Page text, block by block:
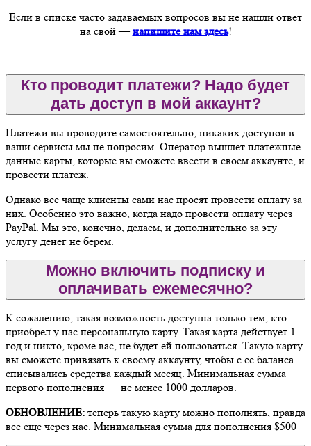
Если в списке часто задаваемых вопросов вы не нашли ответ
на свой —напишите нам здесь!
Кто проводит платежи? Надо будет
дать доступ в мой аккаунт?
Платежи вы проводите самостоятельно, никаких доступов в
ваши сервисы мы не попросим. Оператор вышлет платежные
данные карты, которые вы сможете ввести в своем аккаунте, и
провести платеж.
Однако все чаще клиенты сами нас просят провести оплату за
них. Особенно это важно, когда надо провести оплату через
PayPal. Мы это, конечно, делаем, и дополнительно за эту
услугу денег не берем.
Можно включить подписку и
оплачивать ежемесячно?
К сожалению, такая возможность доступна только тем, кто
приобрел у нас персональную карту. Такая карта действует 1
год и никто, кроме вас, не будет ей пользоваться. Такую карту
вы сможете привязать к своему аккаунту, чтобы с ее баланса
списывались средства каждый месяц. Минимальная сумма
первого пополнения — не менее 1000 долларов.
ОБНОВЛЕНИЕ: теперь такую карту можно пополнять, правда
все еще через нас. Минимальная сумма для пополнения $500